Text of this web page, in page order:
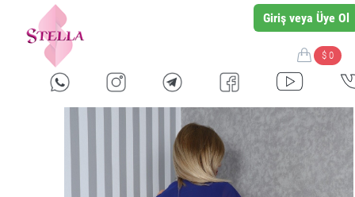
Giriş veya Üye Ol
$ 0